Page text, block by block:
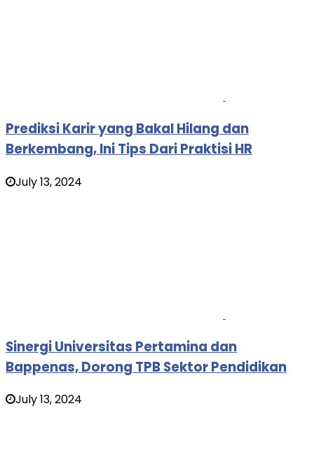
Prediksi Karir yang Bakal Hilang dan
Berkembang, Ini Tips Dari Praktisi HR
July 13, 2024
Sinergi Universitas Pertamina dan
Bappenas, Dorong TPB Sektor Pendidikan
July 13, 2024